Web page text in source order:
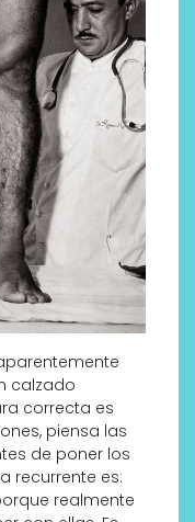
calzado
correcta es
piensa las
de poner los
recurrente es:
realmente